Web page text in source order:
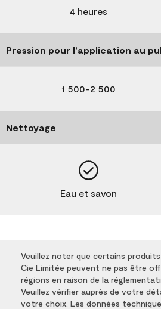
4 heures
Pression pour l’application au
1 500-2 500
Nettoyage
Eau et savon
Veuillez noter que certains
Cie Limitée peuvent ne pas être
régions en raison de la
Veuillez vérifier auprès de votre
votre choix. Les données